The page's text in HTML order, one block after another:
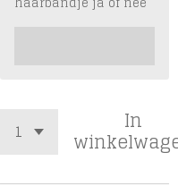
In